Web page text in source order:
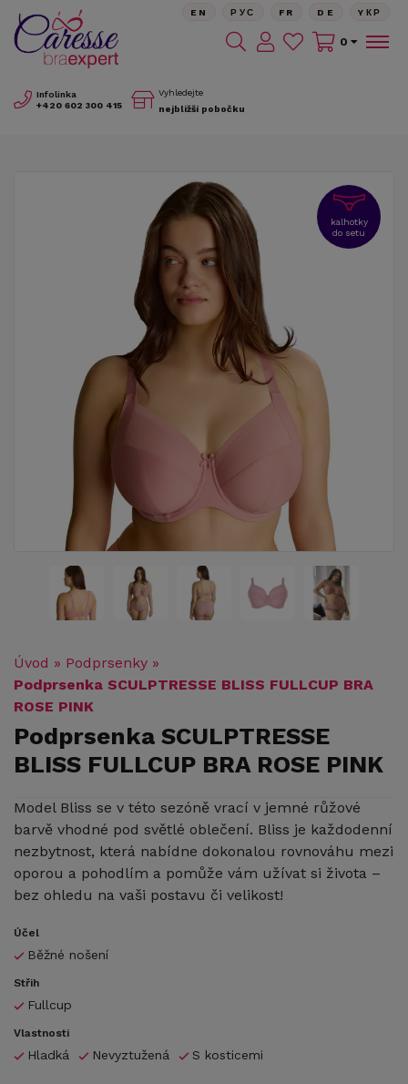
Infolinka
+420 602 300 415
Vyhledejte
nejbližší pobočku
EN РУС FR DE YКР
0
kalhotky
do setu
Úvod » Podprsenky »
Podprsenka SCULPTRESSE BLISS FULLCUP BRA
ROSE PINK
Podprsenka SCULPTRESSE
BLISS FULLCUP BRA ROSE PINK
Model Bliss se v této sezóně vrací v jemné růžové
barvě vhodné pod světlé oblečení. Bliss je každodenní
nezbytnost, která nabídne dokonalou rovnováhu mezi
oporou a pohodlím a pomůže vám užívat si života –
bez ohledu na vaši postavu či velikost!
Účel
Běžné nošení
Střih
Fullcup
Vlastnosti
Hladká Nevyztužená S kosticemi